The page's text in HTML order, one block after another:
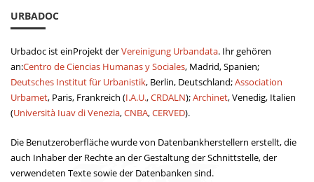
URBADOC
Urbadoc ist einProjekt derVereinigung Urbandata. Ihr gehören
an:Centro de Ciencias Humanas y Sociales, Madrid, Spanien;
Deutsches Institut für Urbanistik, Berlin, Deutschland;Association
Urbamet, Paris, Frankreich (I.A.U.,CRDALN);Archinet, Venedig, Italien
(Università Iuav di Venezia,CNBA,CERVED).
Die Benutzeroberfläche wurde von Datenbankherstellern erstellt, die
auch Inhaber der Rechte an der Gestaltung der Schnittstelle, der
verwendeten Texte sowie der Datenbanken sind.